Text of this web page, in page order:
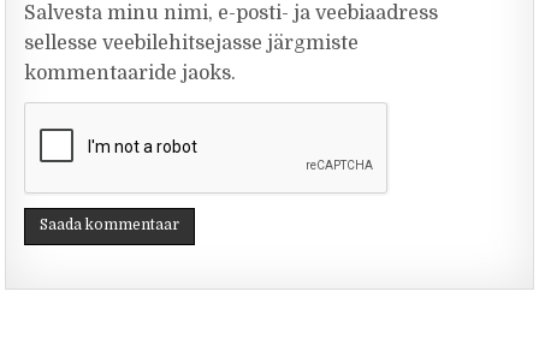
Salvesta minu nimi, e-posti- ja veebiaadress
sellesse veebilehitsejasse järgmiste
kommentaaride jaoks.